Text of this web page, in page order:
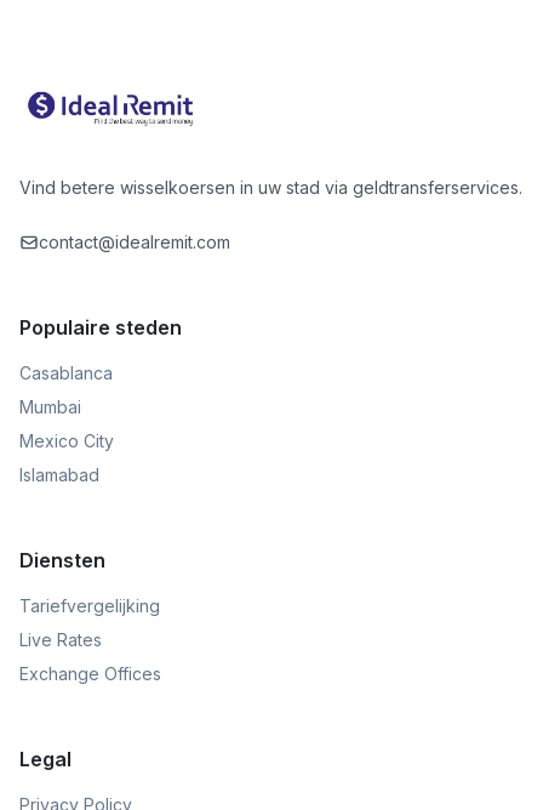
Vind betere wisselkoersen in uw stad via geldtransferservices.
contact@idealremit.com
Populaire steden
Casablanca
Mumbai
Mexico City
Islamabad
Diensten
Tariefvergelijking
Live Rates
Exchange Offices
Legal
Privacy Policy